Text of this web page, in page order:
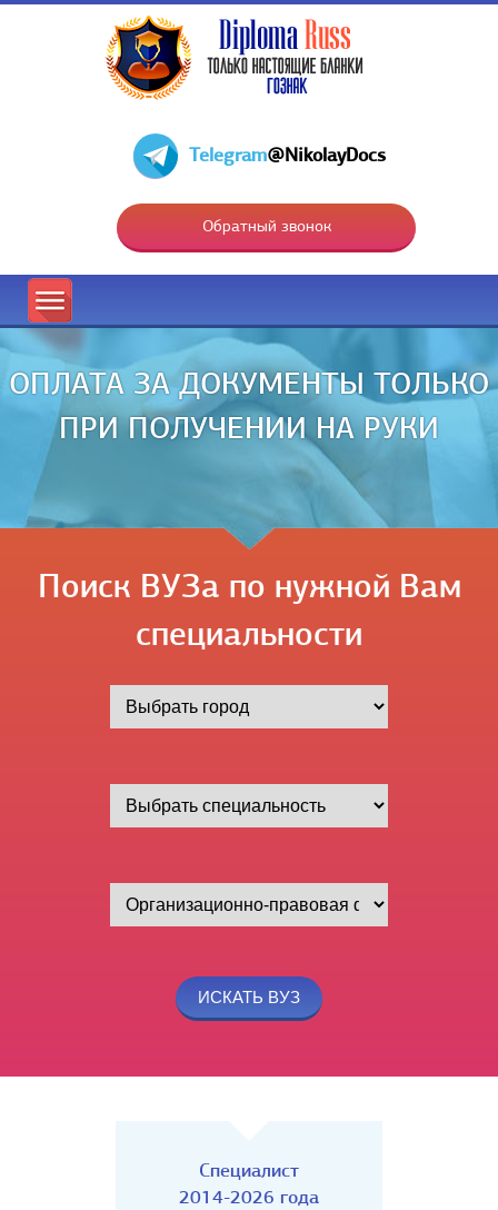
Telegram@NikolayDocs
Обратный звонок
ОПЛАТА ЗА ДОКУМЕНТЫ ТОЛЬКО
ПРИ ПОЛУЧЕНИИ НА РУКИ
Поиск ВУЗа по нужной Вам
специальности
Специалист
2014-2026 года